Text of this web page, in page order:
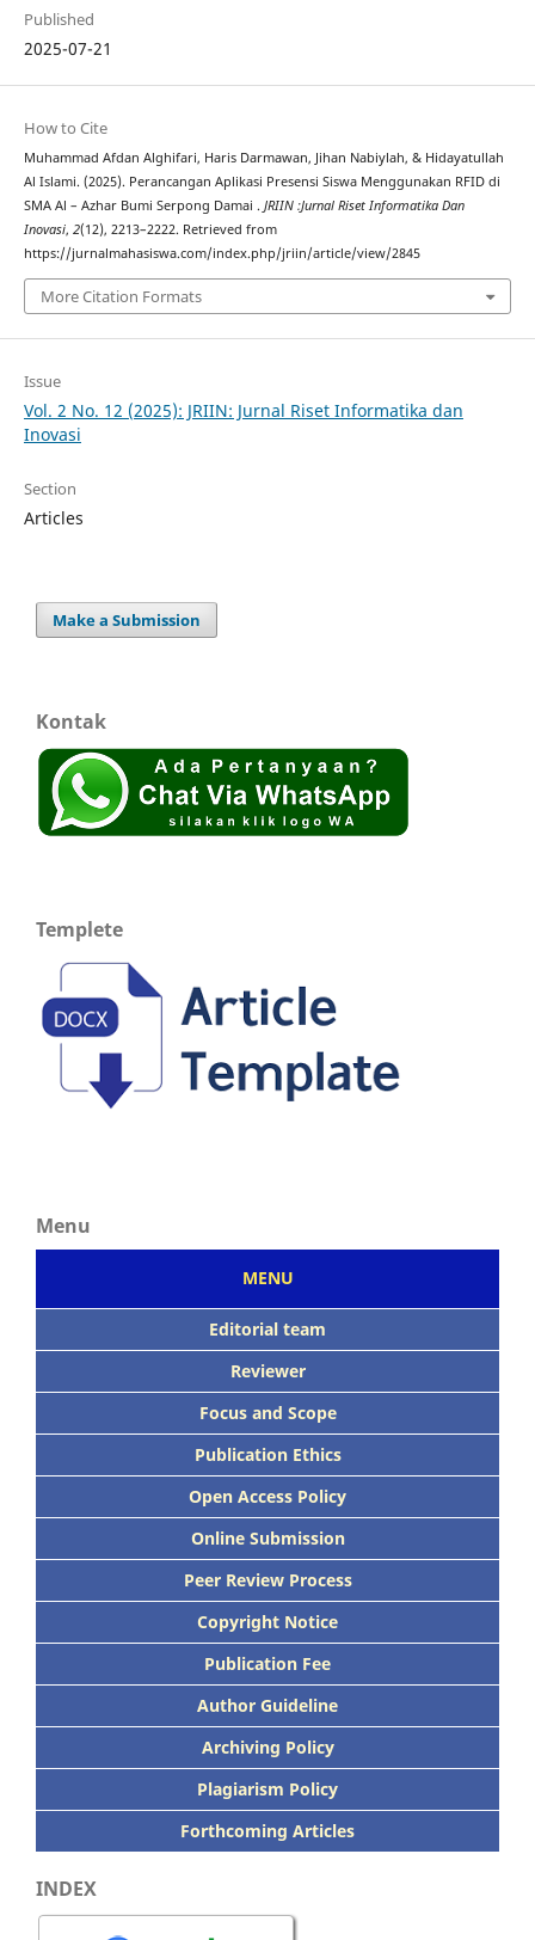
Published
2025-07-21
How to Cite
Muhammad Afdan Alghifari, Haris Darmawan, Jihan Nabiylah, & Hidayatullah
Al Islami. (2025). Perancangan Aplikasi Presensi Siswa Menggunakan RFID di
SMA Al – Azhar Bumi Serpong Damai . JRIIN :Jurnal Riset Informatika Dan
Inovasi, 2(12), 2213–2222. Retrieved from
https://jurnalmahasiswa.com/index.php/jriin/article/view/2845
More Citation Formats
Issue
Vol. 2 No. 12 (2025): JRIIN: Jurnal Riset Informatika dan
Inovasi
Section
Articles
Make a Submission
Kontak
Templete
Menu
MENU
Editorial team
Reviewer
Focus and Scope
Publication Ethics
Open Access Policy
Online Submission
Peer Review Process
Copyright Notice
Publication Fee
Author Guideline
Archiving Policy
Plagiarism Policy
Forthcoming Articles
INDEX